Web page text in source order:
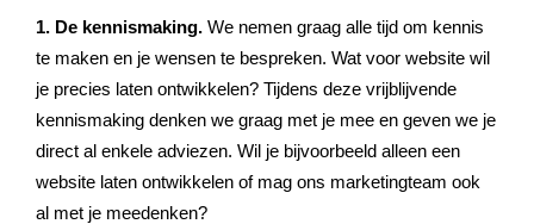
1. De kennismaking. We nemen graag alle tijd om kennis
te maken en je wensen te bespreken. Wat voor website wil
je precies laten ontwikkelen? Tijdens deze vrijblijvende
kennismaking denken we graag met je mee en geven we je
direct al enkele adviezen. Wil je bijvoorbeeld alleen een
website laten ontwikkelen of mag ons marketingteam ook
al met je meedenken?